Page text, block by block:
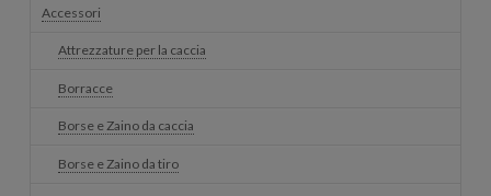
Accessori
Attrezzature per la caccia
Borracce
Borse e Zaino da caccia
Borse e Zaino da tiro